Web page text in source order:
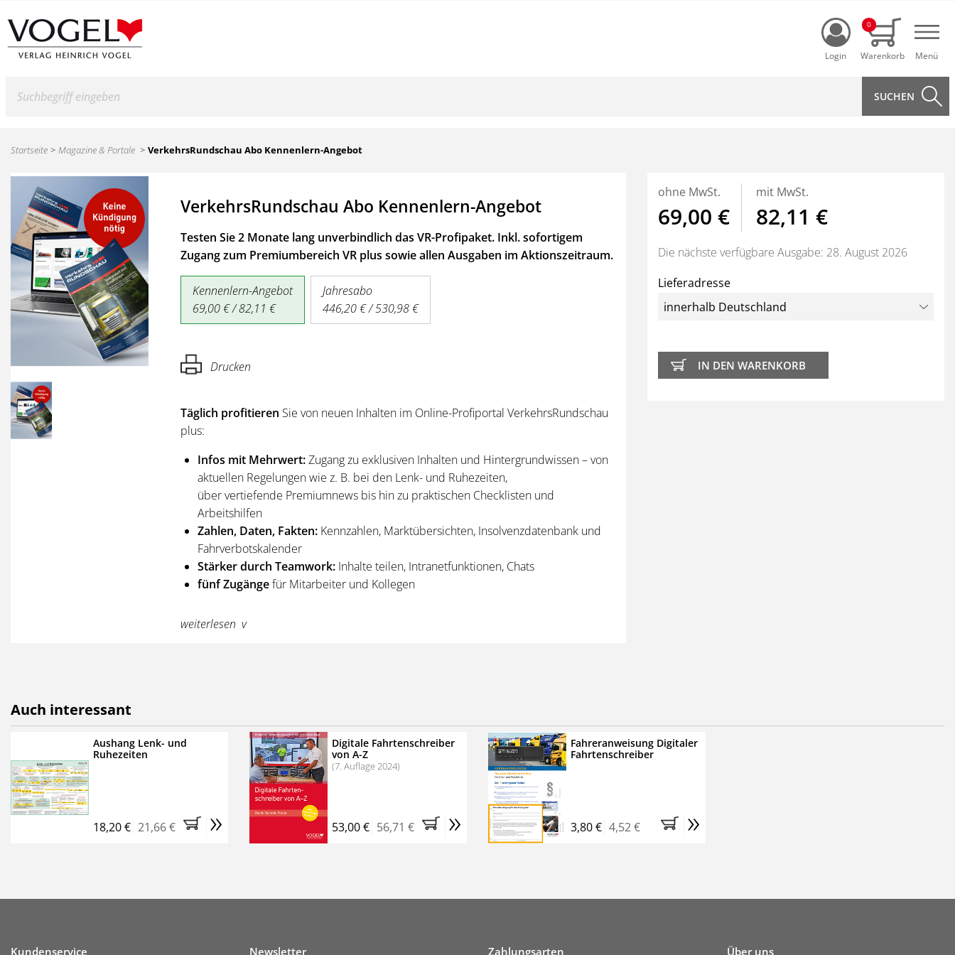
Login
0
Startseite Magazine & Portale VerkehrsRundschau Abo Kennenlern-Angebot
VerkehrsRundschau Abo Kennenlern-Angebot
Testen Sie 2 Monate lang unverbindlich das VR-Profipaket. Inkl. sofortigem
Zugang zum Premiumbereich VR plus sowieallen Ausgaben im Aktionszeitraum.
Kennenlern-Angebot
69,00 € / 82,11 €
Jahresabo
446,20 € / 530,98 €
Drucken
Täglich profitieren Sie von neuen Inhalten im Online-Profiportal VerkehrsRundschau
plus:
Infos mit Mehrwert:Zugang zu exklusiven Inhalten und Hintergrundwissen – von
aktuellen Regelungen wie z. B. bei den Lenk- und Ruhezeiten,
über vertiefende Premiumnews bis hin zu praktischen Checklisten und
Arbeitshilfen
Zahlen, Daten, Fakten: Kennzahlen, Marktübersichten, Insolvenzdatenbank und
Fahrverbotskalender
Stärker durch Teamwork: Inhalte teilen, Intranetfunktionen, Chats
fünf Zugängefür Mitarbeiter und Kollegen
Sie erhaltenalle Ausgaben
Kostenfreie Online-Seminare
Bestellen Sie jetzt das VerkehrsRundschau Profipaket im Kennenlern-Abo für zwei
Monate (inkl. der derzeitig gesetzlichen MwSt. und Versandkosten).Nach 2 Monaten
brauchen Sie nichts weiter tun, das Abonnement endet automatisch, es
entstehen keine weiteren Verpflichtungen.
weiterlesen
ohne MwSt.
69,00 €
mit MwSt.
82,11 €
Die nächste verfügbare Ausgabe: 28. August 2026
Lieferadresse
Auch interessant
Aushang Lenk- und
Ruhezeiten
18,20 € 21,66 € »
Digitale Fahrtenschreiber
von A-Z
(7. Auflage 2024)
53,00 € 56,71 € »
Fahreranweisung Digitaler
Fahrtenschreiber
3,80 € 4,52 € »
Kundenservice Newsletter Zahlungsarten Über uns